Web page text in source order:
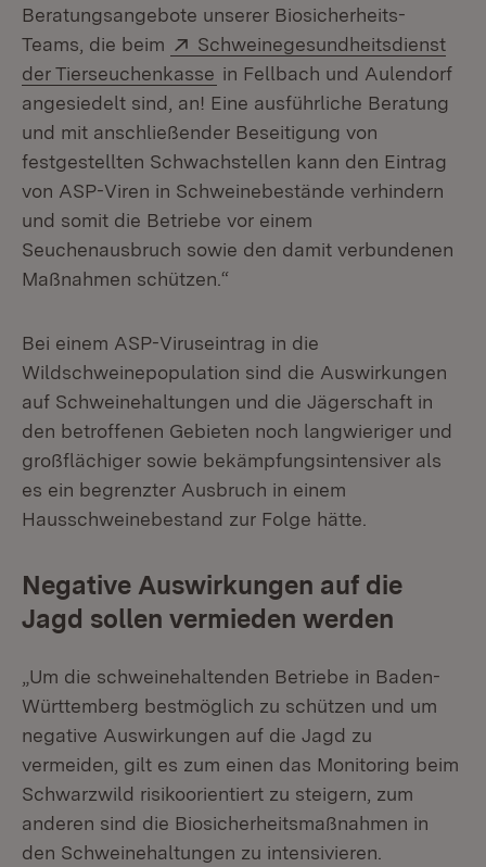
Beratungsangebote unserer Biosicherheits-
Teams, die beim
Extern:
Schweinegesundheitsdienst
der Tierseuchenkasse (Öffnet in neuem Fenster)
in Fellbach und Aulendorf
angesiedelt sind, an! Eine ausführliche Beratung
und mit anschließender Beseitigung von
festgestellten Schwachstellen kann den Eintrag
von ASP-Viren in Schweinebestände verhindern
und somit die Betriebe vor einem
Seuchenausbruch sowie den damit verbundenen
Maßnahmen schützen.“
Bei einem ASP-Viruseintrag in die
Wildschweinepopulation sind die Auswirkungen
auf Schweinehaltungen und die Jägerschaft in
den betroffenen Gebieten noch langwieriger und
großflächiger sowie bekämpfungsintensiver als
es ein begrenzter Ausbruch in einem
Hausschweinebestand zur Folge hätte.
Negative Auswirkungen auf die
Jagd sollen vermieden werden
„Um die schweinehaltenden Betriebe in Baden-
Württemberg bestmöglich zu schützen und um
negative Auswirkungen auf die Jagd zu
vermeiden, gilt es zum einen das Monitoring beim
Schwarzwild risikoorientiert zu steigern, zum
anderen sind die Biosicherheitsmaßnahmen in
den Schweinehaltungen zu intensivieren.